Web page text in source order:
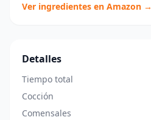
Ver ingredientes en Amazon →
Detalles
Tiempo total
Cocción
Comensales